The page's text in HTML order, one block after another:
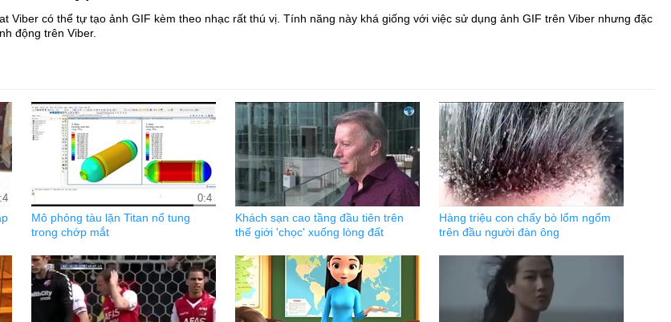
có thể tự tạo ảnh GIF kèm theo nhạc rất thú vị. Tính năng này khá giống với việc sử dụng ảnh GIF trên Viber nhưng đặc
động trên Viber.
0:4
Mô phỏng tàu lặn Titan nổ tung
trong chớp mắt
Khách sạn cao tầng đầu tiên trên
thế giới 'chọc' xuống lòng đất
Hàng triệu con chấy bò lổm ngổm
trên đầu người đàn ông